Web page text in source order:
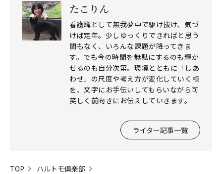
たこりん
看護職として無我夢中で駆け抜け、気づ
けば定年。少しゆっくりできればと思う
間もなく、いろんな課題が降ってきま
す。でも今の時間を無駄にするのも輝か
せるのも自分次第。環境とともに「しあ
わせ」の尺度や考え方が変化していく様
を、文字にお手伝いしてもらいながら可
笑しく前向きにお伝えしていきます。
ライター記事一覧
TOP
ハルトモ俱楽部
閉じる